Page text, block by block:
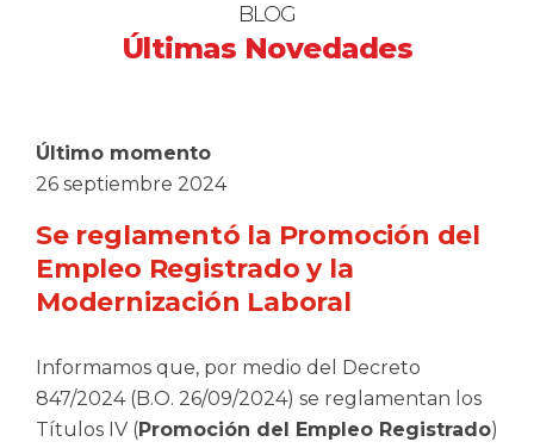
BLOG
Últimas Novedades
Último momento
26 septiembre 2024
Se reglamentó la Promoción del
Empleo Registrado y la
Modernización Laboral
Informamos que, por medio del Decreto
847/2024 (B.O. 26/09/2024) se reglamentan los
Títulos IV (Promoción del Empleo Registrado)